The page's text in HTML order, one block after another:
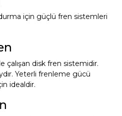
için güçlü fren sistemleri
çalışan disk fren sistemidir.
Yeterli frenleme gücü
idealdir.